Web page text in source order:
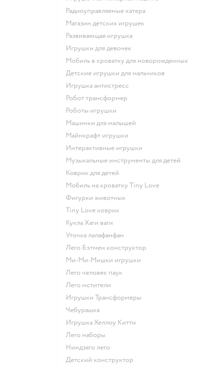
Радиоуправляемые катера
Магазин детских игрушек
Развивающая игрушка
Игрушки для девочек
Мобиль в кроватку для новорожденных
Детские игрушки для мальчиков
Игрушка антистресс
Робот трансформер
Роботы игрушки
Машинки для малышей
Майнкрафт игрушки
Интерактивные игрушки
Музыкальные инструменты для детей
Коврик для детей
Мобиль на кроватку Tiny Love
Фигурки животных
Tiny Love коврик
Кукла Хаги ваги
Уточка лалафанфан
Лего Бэтмен конструктор
Ми-Ми-Мишки игрушки
Лего человек паук
Лего мстители
Игрушки Трансформеры
Чебурашка
Игрушка Хеллоу Китти
Лего наборы
Ниндзяго лего
Детский конструктор